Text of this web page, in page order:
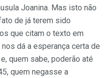
Joanina. Mas isto não
de já terem sido
que citam o texto em
dá a esperança certa de
quem sabe, poderão até
quem negasse a